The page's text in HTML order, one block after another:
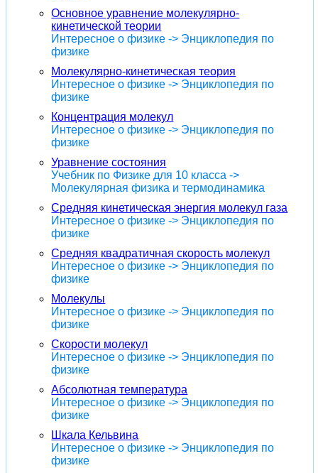
Основное уравнение молекулярно-
кинетической теории
Интересное о физике -> Энциклопедия по
физике
Молекулярно-кинетическая теория
Интересное о физике -> Энциклопедия по
физике
Концентрация молекул
Интересное о физике -> Энциклопедия по
физике
Уравнение состояния
Учебник по Физике для 10 класса ->
Молекулярная физика и термодинамика
Средняя кинетическая энергия молекул газа
Интересное о физике -> Энциклопедия по
физике
Средняя квадратичная скорость молекул
Интересное о физике -> Энциклопедия по
физике
Молекулы
Интересное о физике -> Энциклопедия по
физике
Скорости молекул
Интересное о физике -> Энциклопедия по
физике
Абсолютная температура
Интересное о физике -> Энциклопедия по
физике
Шкала Кельвина
Интересное о физике -> Энциклопедия по
физике